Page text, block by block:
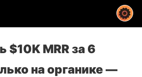
$10K MRR за 6
на органике —